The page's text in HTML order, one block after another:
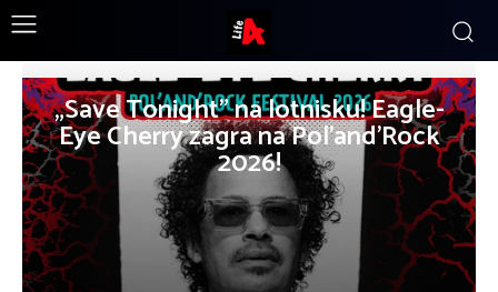
„Save Tonight” na lotnisku! Eagle-
Eye Cherry zagra na Pol’and’Rock
2026!